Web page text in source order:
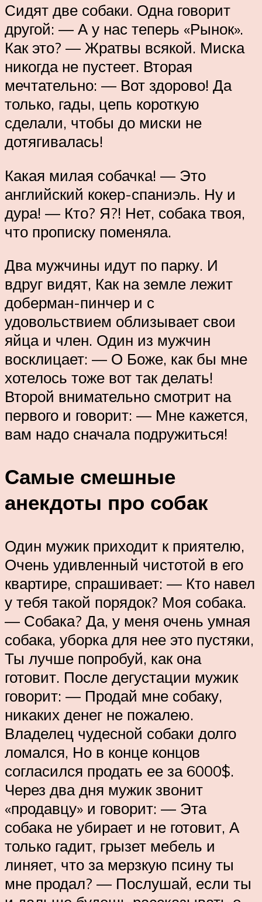
Сидят две собаки. Одна говорит
другой: — А у нас теперь «Рынок».
Как это? — Жратвы всякой. Миска
никогда не пустеет. Вторая
мечтательно: — Вот здорово! Да
только, гады, цепь короткую
сделали, чтобы до миски не
дотягивалась!
Какая милая собачка! — Это
английский кокер-спаниэль. Ну и
дура! — Кто? Я?! Нет, собака твоя,
что прописку поменяла.
Два мужчины идут по парку. И
вдруг видят, Как на земле лежит
доберман-пинчер и с
удовольствием облизывает свои
яйца и член. Один из мужчин
восклицает: — О Боже, как бы мне
хотелось тоже вот так делать!
Второй внимательно смотрит на
первого и говорит: — Мне кажется,
вам надо сначала подружиться!
Самые смешные
анекдоты про собак
Один мужик приходит к приятелю,
Очень удивленный чистотой в его
квартире, спрашивает: — Кто навел
у тебя такой порядок? Моя собака.
— Собака? Да, у меня очень умная
собака, уборка для нее это пустяки,
Ты лучше попробуй, как она
готовит. После дегустации мужик
говорит: — Продай мне собаку,
никаких денег не пожалею.
Владелец чудесной собаки долго
ломался, Но в конце концов
согласился продать ее за 6000$.
Через два дня мужик звонит
«продавцу» и говорит: — Эта
собака не убирает и не готовит, А
только гадит, грызет мебель и
линяет, что за мерзкую псину ты
мне продал? — Послушай, если ты